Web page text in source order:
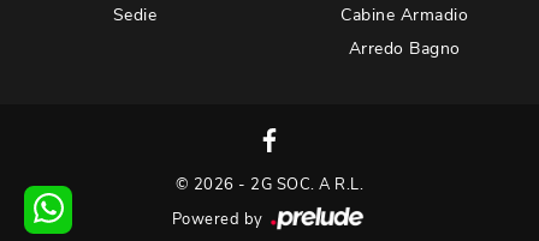
Sedie
Cabine Armadio
Arredo Bagno
© 2026 - 2G SOC. A R.L.
Powered by